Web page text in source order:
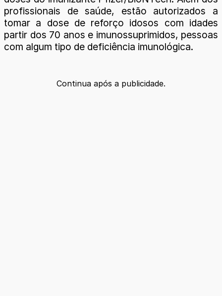
profissionais de saúde, estão autorizados a
tomar a dose de reforço idosos com idades
partir dos 70 anos e imunossuprimidos, pessoas
com algum tipo de deficiência imunológica.
Continua após a publicidade.